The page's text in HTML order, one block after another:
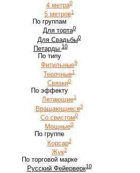
4 метра0
5 метров1
По группам
Для торта0
Для Свадьбы0
Петарды 10
По типу
Фитильные9
Терочные1
Связки0
По эффекту
Летающие1
Вращающиеся3
Со свистом0
Мощные0
По группе
Корсар2
Жук2
По торговой марке
Русский Фейерверк10